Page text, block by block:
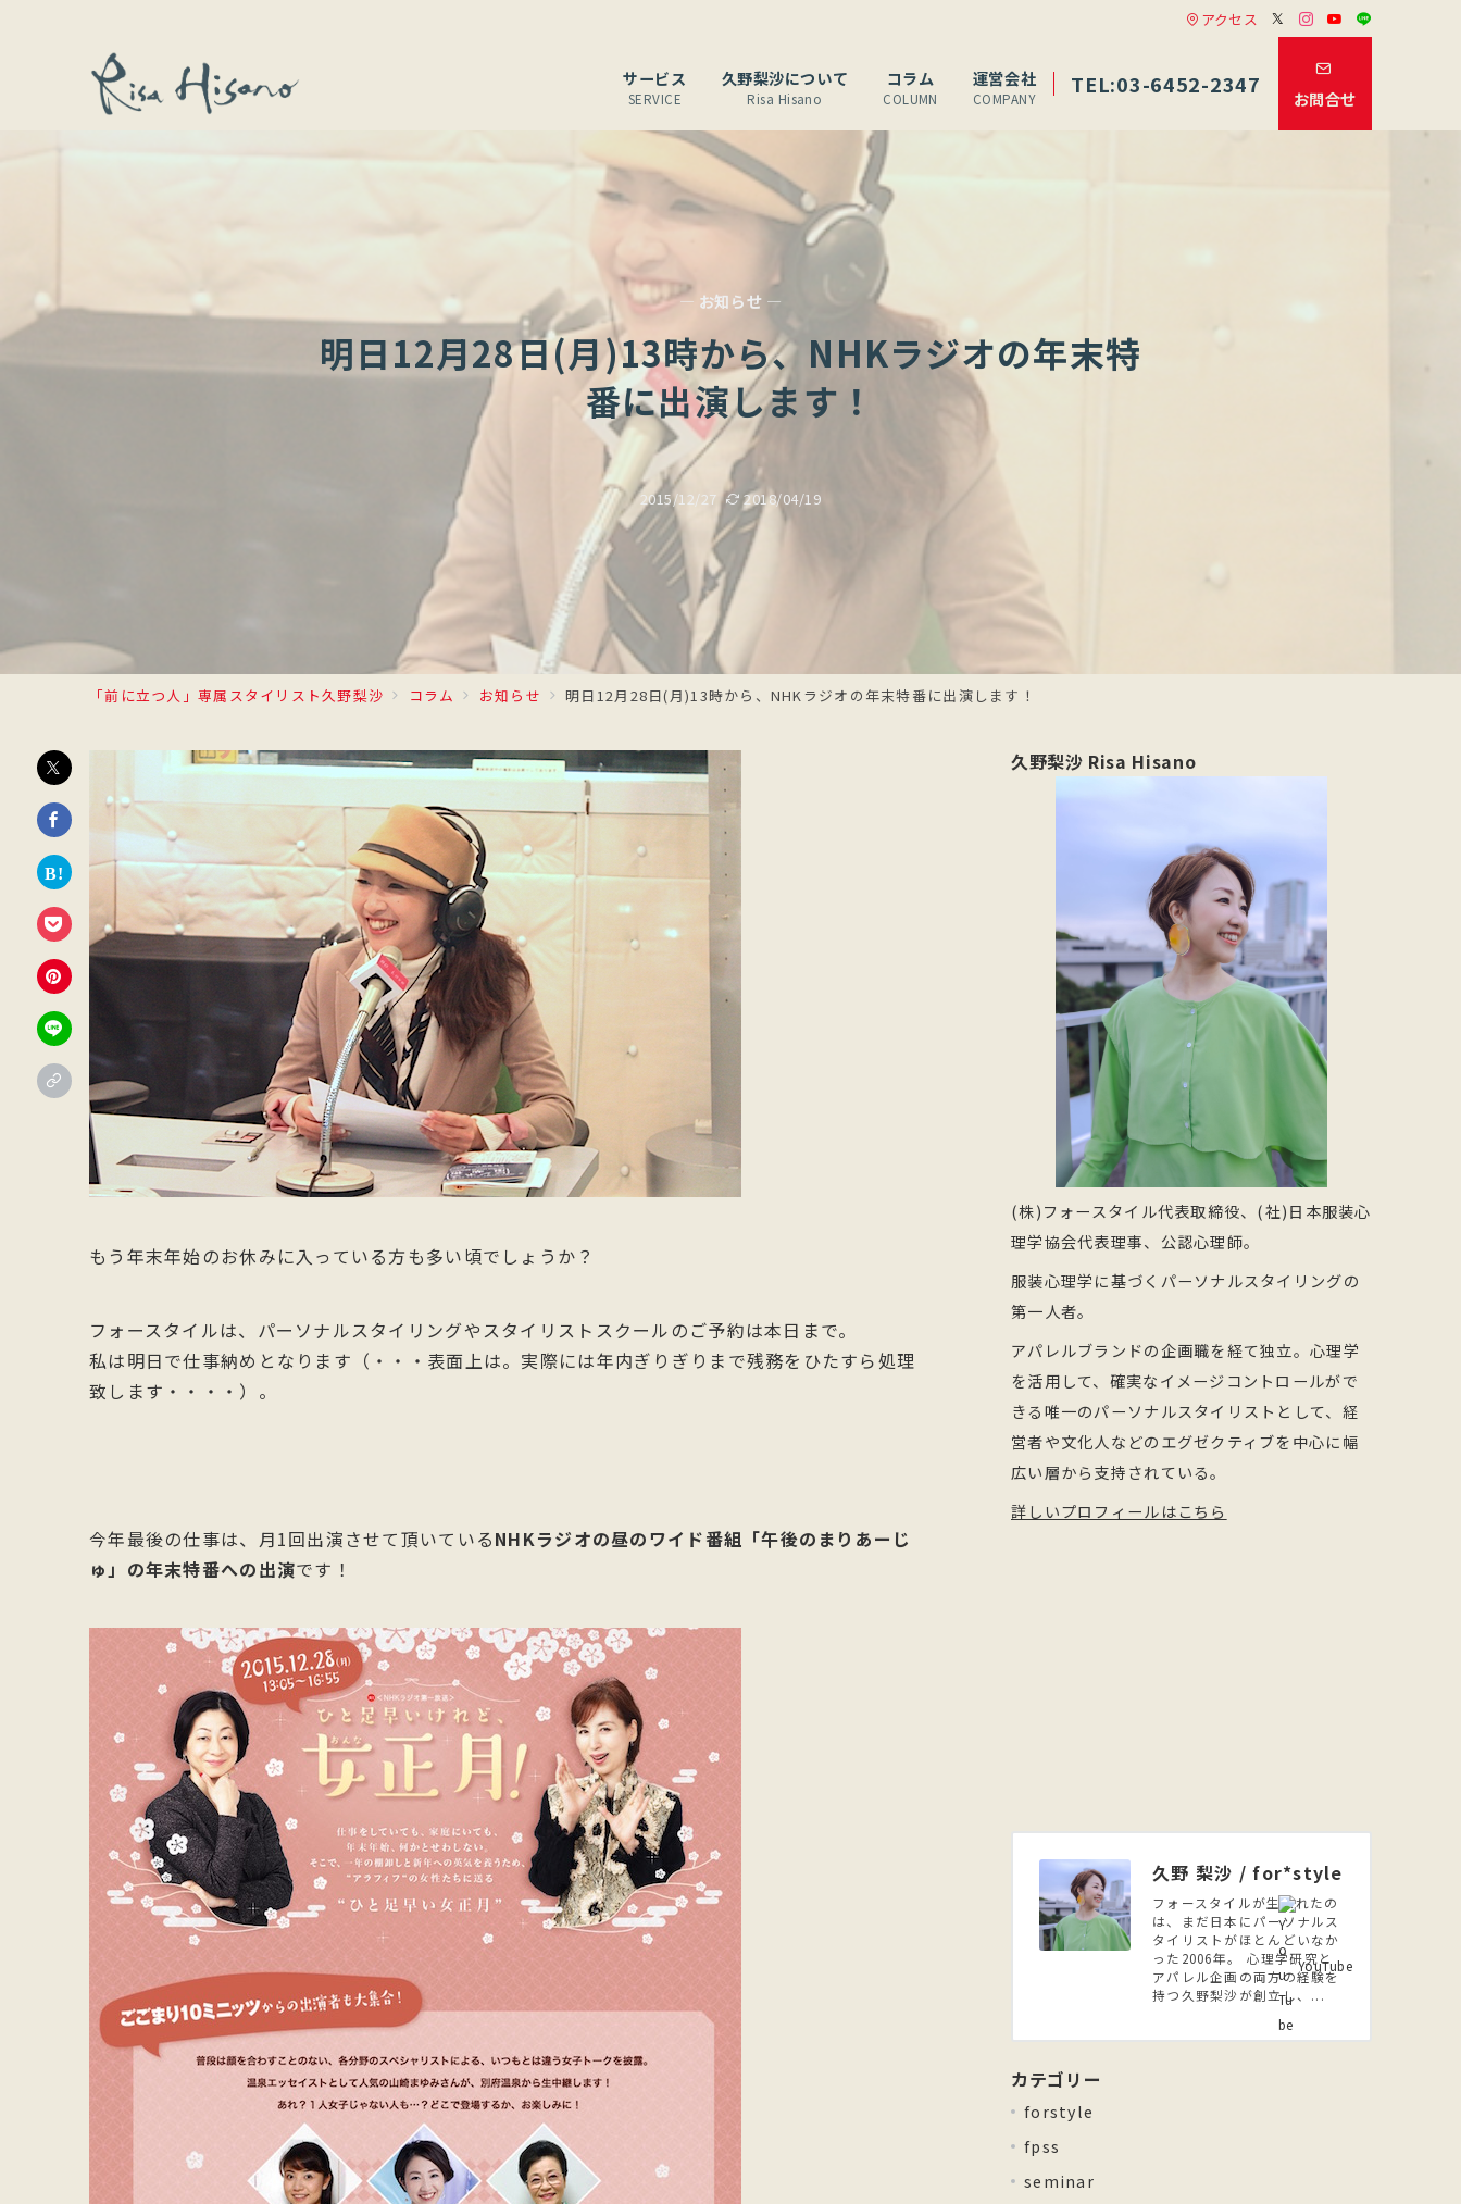
アクセス
サービス
SERVICE
久野梨沙について
Risa Hisano
コラム
COLUMN
運営会社
COMPANY
TEL:03-6452-2347
お問合せ
— お知らせ —
明日12月28日(月)13時から、NHKラジオの年末特
番に出演します！
2015/12/27 2018/04/19
「前に立つ人」専属スタイリスト久野梨沙 コラム お知らせ 明日12月28日(月)13時から、NHKラジオの年末特番に出演します！
もう年末年始のお休みに入っている方も多い頃でしょうか？
フォースタイルは、パーソナルスタイリングやスタイリストスクールのご予約は本日まで。
私は明日で仕事納めとなります（・・・表面上は。実際には年内ぎりぎりまで残務をひたすら処理
致します・・・・）。
今年最後の仕事は、月1回出演させて頂いているNHKラジオの昼のワイド番組「午後のまりあーじ
ゅ」の年末特番への出演です！
久野梨沙 Risa Hisano
(株)フォースタイル代表取締役、(社)日本服装心
理学協会代表理事、公認心理師。
服装心理学に基づくパーソナルスタイリングの
第一人者。
アパレルブランドの企画職を経て独立。心理学
を活用して、確実なイメージコントロールがで
きる唯一のパーソナルスタイリストとして、経
営者や文化人などのエグゼクティブを中心に幅
広い層から支持されている。
詳しいプロフィールはこちら
久野 梨沙 / for*style
フォースタイルが生まれたの
は、まだ日本にパーソナルス
タイリストがほとんどいなか
った2006年。 ⼼理学研究と
アパレル企画の両方の経験を
持つ久野梨沙が創立し、...
YouTube
カテゴリー
forstyle
fpss
seminar